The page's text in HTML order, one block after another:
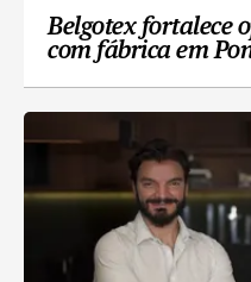
Belgotex fortalece
com fábrica em